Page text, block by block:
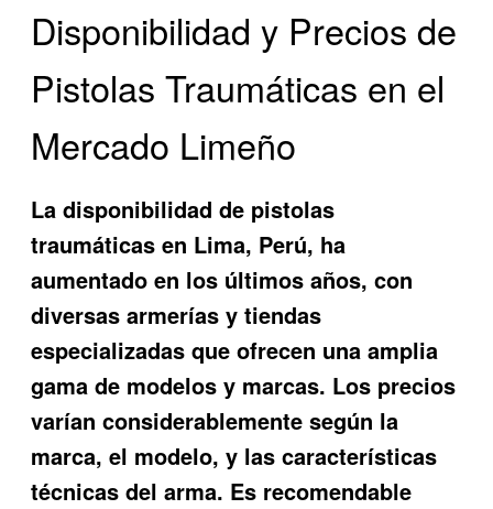
Disponibilidad y Precios de
Pistolas Traumáticas en el
Mercado Limeño
La disponibilidad de pistolas
traumáticas en Lima, Perú, ha
aumentado en los últimos años, con
diversas armerías y tiendas
especializadas que ofrecen una amplia
gama de modelos y marcas. Los precios
varían considerablemente según la
marca, el modelo, y las características
técnicas del arma. Es recomendable